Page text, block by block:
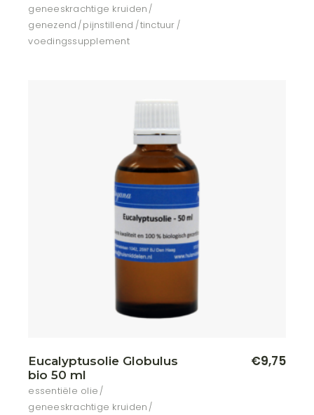
geneeskrachtige kruiden
genezend pijnstillend tinctuur
voedingssupplement
Eucalyptusolie Globulus
bio 50 ml
essentiële olie
geneeskrachtige kruiden
€9,75